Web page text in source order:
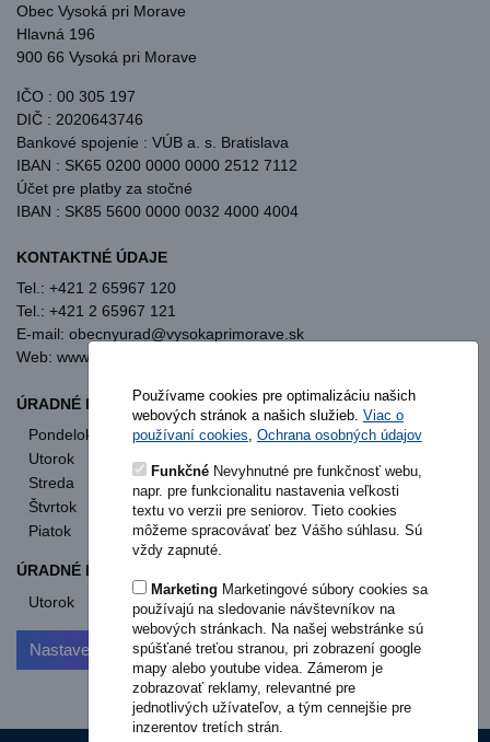
Obec Vysoká pri Morave
Hlavná 196
900 66 Vysoká pri Morave
IČO : 00 305 197
DIČ : 2020643746
Bankové spojenie : VÚB a. s. Bratislava
IBAN : SK65 0200 0000 0000 2512 7112
Účet pre platby za stočné
IBAN : SK85 5600 0000 0032 4000 4004
KONTAKTNÉ ÚDAJE
Tel.: +421 2 65967 120
Tel.: +421 2 65967 121
E-mail: obecnyurad@vysokaprimorave.sk
Web: www.vysokaprimorave.sk
ÚRADNÉ HODINY OBECNÝ ÚRAD
Pondelok
8:00 - 12:00
13:00 - 15:30
Utorok
8:00 - 12:00
Streda
8:00 - 12:00
13:00 - 17:00
Štvrtok
nestránkový deň
Piatok
8:00 - 12:00
ÚRADNÉ HODINY STAVEBNÝ ÚRAD
Utorok
od 11:00
Nastavenia cookies
Používame cookies pre optimalizáciu našich
webových stránok a našich služieb. Viac o
používaní cookies Ochrana osobných údajov
FunkčnéNevyhnutné pre funkčnosť webu,
napr. pre funkcionalitu nastavenia veľkosti
textu vo verzii pre seniorov. Tieto cookies
môžeme spracovávať bez Vášho súhlasu. Sú
vždy zapnuté.
Marketing Marketingové súbory cookies sa
používajú na sledovanie návštevníkov na
webových stránkach. Na našej webstránke sú
spúšťané treťou stranou, pri zobrazení google
mapy alebo youtube videa. Zámerom je
zobrazovať reklamy, relevantné pre
jednotlivých užívateľov, a tým cennejšie pre
inzerentov tretích strán.